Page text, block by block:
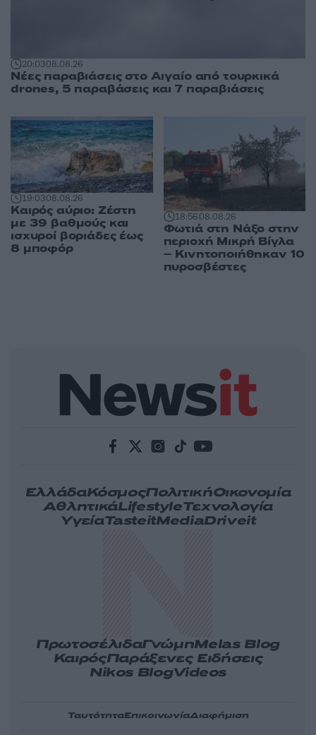
20:0308.08.26
Νέες παραβιάσεις στο Αιγαίο από τουρκικά
drones, 5 παραβάσεις και 7 παραβιάσεις
19:0308.08.26
Καιρός αύριο: Ζέστη
με 39 βαθμούς και
ισχυροί βοριάδες έως
8 μποφόρ
18:5608.08.26
Φωτιά στη Νάξο στην
περιοχή Μικρή Βίγλα
– Κινητοποιήθηκαν 10
πυροσβέστες
ΕλλάδαΚόσμοςΠολιτικήΟικονομία
ΑθλητικάLifestyleΤεχνολογία
ΥγείαTasteitMediaDriveit
ΠρωτοσέλιδαΓνώμηMelas Blog
ΚαιρόςΠαράξενες Ειδήσεις
Nikos BlogVideos
ΤαυτότηταΕπικοινωνίαΔιαφήμιση